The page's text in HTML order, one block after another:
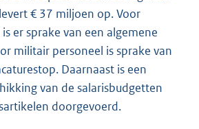
€ 37 miljoen op. Voor
er sprake van een algemene
militair personeel is sprake van
Daarnaast is een
van de salarisbudgetten
doorgevoerd.